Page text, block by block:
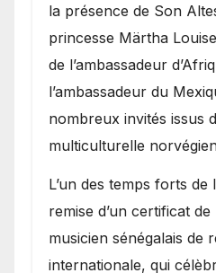
la présence de Son
princesse Märtha
de l’ambassadeur
l’ambassadeur du
nombreux invités issus
multiculturelle
​L’un des temps forts de
remise d’un certificat
musicien sénégalais de
internationale, qui